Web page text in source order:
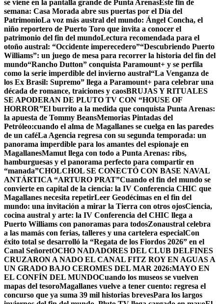
se viene en la pantalla grande de Punta ArenasEste fin de
semana: Casa Morada abre sus puertas por el Día del
PatrimonioLa voz más austral del mundo: Ángel Concha, el
niño reportero de Puerto Toro que invita a conocer el
patrimonio del fin del mundoLectura recomendada para el
otoño austral: “Occidente imperecedero”“Descubriendo Puerto
Williams”: un juego de mesa para recorrer la historia del fin del
mundo“Rancho Dutton” conquista Paramount+ y se perfila
como la serie imperdible del invierno austral“La Venganza de
los Ex Brasil: Supremo” llega a Paramount+ para celebrar una
década de romance, traiciones y caosBRUJAS Y RITUALES
SE APODERAN DE PLUTO TV CON “HOUSE OF
HORROR”El burrito a la medida que conquista Punta Arenas:
la apuesta de Tommy BeansMemorias Pintadas del
Petróleo:cuando el alma de Magallanes se cuelga en las paredes
de un caféLa Agencia regresa con su segunda temporada: un
panorama imperdible para los amantes del espionaje en
MagallanesMamut llega con todo a Punta Arenas: ribs,
hamburguesas y el panorama perfecto para compartir en
“manada”CHOLCHOL SE CONECTÓ CON BASE NAVAL
ANTÁRTICA “ARTURO PRAT”Cuando el fin del mundo se
convierte en capital de la ciencia: la IV Conferencia CHIC que
Magallanes necesita repetirLeer Geodécimas en el fin del
mundo: una invitación a mirar la Tierra con otros ojosCiencia,
cocina austral y arte: la IV Conferencia del CHIC llega a
Puerto Williams con panoramas para todosZonaustral celebra
a las mamás con ferias, talleres y una cartelera especialCon
éxito total se desarrolló la “Regata de los Fiordos 2026” en el
Canal SeñoretOCHO NADADORES DEL CLUB DELFINES
CRUZARON A NADO EL CANAL FITZ ROY EN AGUAS A
UN GRADO BAJO CEROMES DEL MAR 2026:MAYO EN
EL CONFÍN DEL MUNDOCuando los museos se vuelven
mapas del tesoroMagallanes vuelve a tener cuento: regresa el
concurso que ya suma 39 mil historias brevesPara los largos